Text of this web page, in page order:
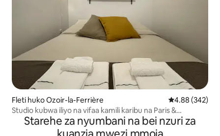
Fleti huko Ozoir-la-Ferrière Ukadiriaji wa
4.88 (342)
Studio kubwa iliyo na vifaa kamili karibu na Paris &
Disneyland
Starehe za nyumbani na bei nzuri za